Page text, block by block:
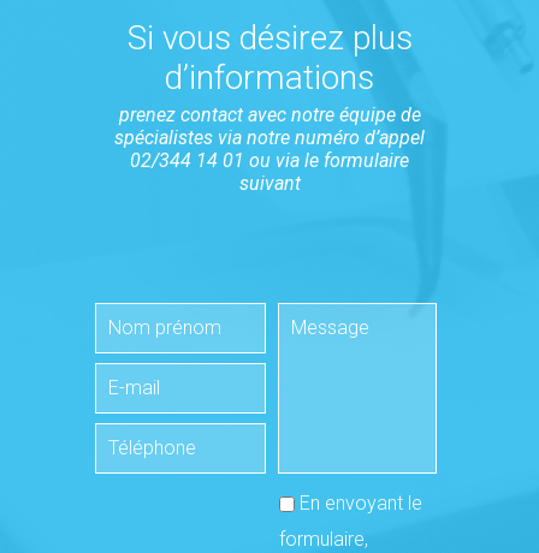
Si vous désirez plus
d’informations
prenez contact avec notre équipe de
spécialistes via notre numéro d’appel
02/344 14 01 ou via le formulaire
suivant
En envoyant le
formulaire,